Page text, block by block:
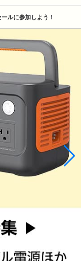
ルに参加しよう！